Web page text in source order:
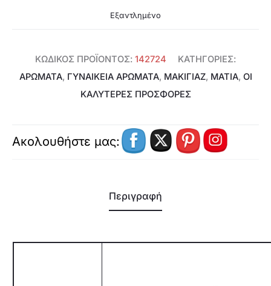
Εξαντλημένο
ΚΩΔΙΚΌΣ ΠΡΟΪΌΝΤΟΣ: 142724
ΚΑΤΗΓΟΡΊΕΣ:
ΑΡΩΜΑΤΑ, ΓΥΝΑΙΚΕΊΑ ΑΡΏΜΑΤΑ, ΜΑΚΙΓΙΑΖ, ΜΆΤΙΑ, ΟΙ
ΚΑΛΥΤΕΡΕΣ ΠΡΟΣΦΟΡΕΣ
Ακολουθήστε μας:
Περιγραφή